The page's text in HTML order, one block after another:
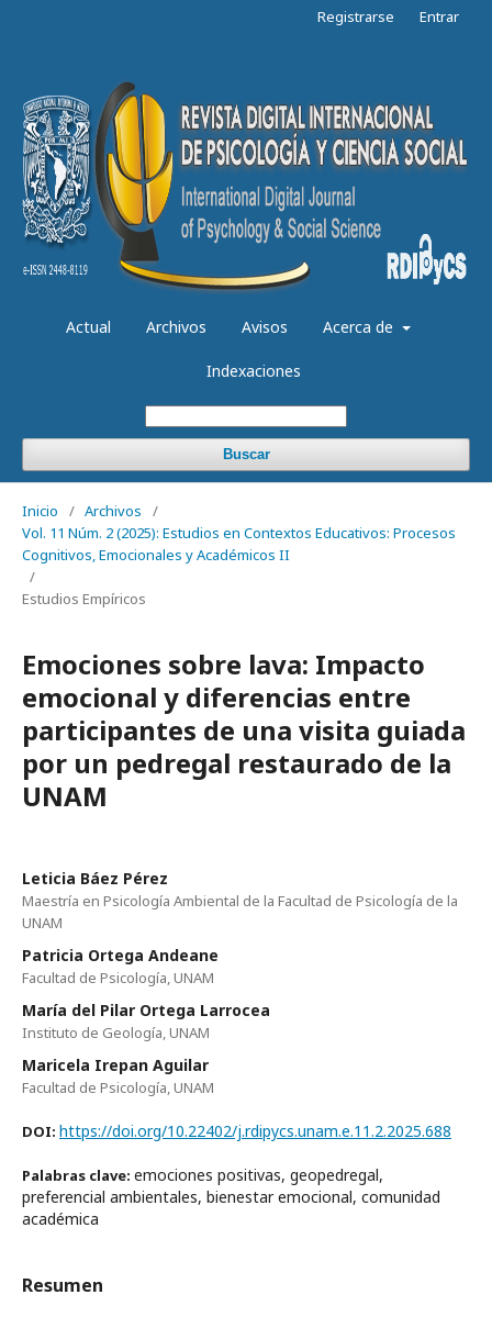
Actual Archivos Avisos Acerca de
Indexaciones
Buscar
Registrarse Entrar
Inicio / Archivos
/
Vol. 11 Núm. 2 (2025): Estudios en Contextos Educativos: Procesos
Cognitivos, Emocionales y Académicos II
/
Estudios Empíricos
Emociones sobre lava: Impacto
emocional y diferencias entre
participantes de una visita guiada
por un pedregal restaurado de la
UNAM
Leticia Báez Pérez
Maestría en Psicología Ambiental de la Facultad de Psicología de la
UNAM
Patricia Ortega Andeane
Facultad de Psicología, UNAM
María del Pilar Ortega Larrocea
Instituto de Geología, UNAM
Maricela Irepan Aguilar
Facultad de Psicología, UNAM
DOI: https://doi.org/10.22402/j.rdipycs.unam.e.11.2.2025.688
Palabras clave: emociones positivas, geopedregal,
preferencial ambientales, bienestar emocional, comunidad
académica
Resumen